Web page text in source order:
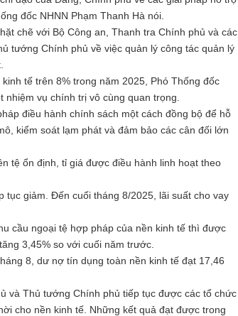
đốc NHNN Phạm Thanh Hà nói.
chẽ với Bộ Công an, Thanh tra Chính phủ và các
tướng Chính phủ về việc quản lý công tác quản lý
tế trên 8% trong năm 2025, Phó Thống đốc
vụ chính trị vô cùng quan trọng.
điều hành chính sách một cách đồng bộ để hỗ
kiểm soát lạm phát và đảm bảo các cân đối lớn
tệ ổn định, tỉ giá được điều hành linh hoạt theo
tục giảm. Đến cuối tháng 8/2025, lãi suất cho vay
cầu ngoại tệ hợp pháp của nền kinh tế thì được
3,45% so với cuối năm trước.
8, dư nợ tín dụng toàn nền kinh tế đạt 17,46
và Thủ tướng Chính phủ tiếp tục được các tổ chức
cho nền kinh tế. Những kết quả đạt được trong